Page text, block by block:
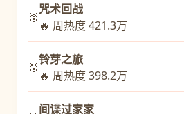
🥈咒术回战
🔥 周热度 421.3万
🥉铃芽之旅
🔥 周热度 398.2万
间谍过家家